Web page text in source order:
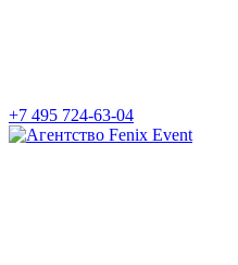
+7 495 724-63-04